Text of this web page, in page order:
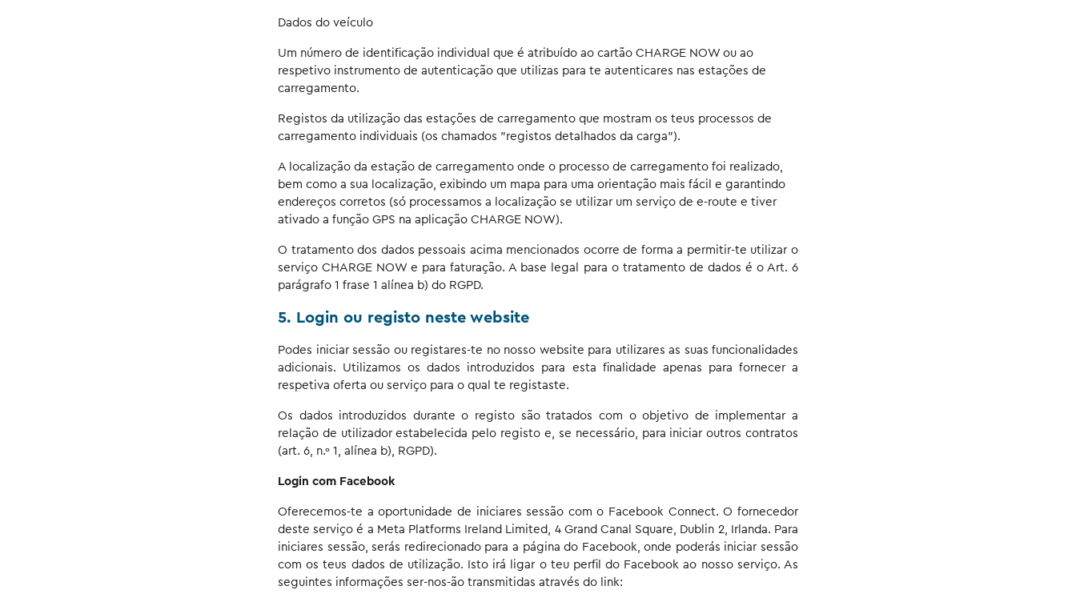
Dados do veículo
Um número de identificação individual que é atribuído ao cartão CHARGE NOW ou ao
respetivo instrumento de autenticação que utilizas para te autenticares nas estações de
carregamento.
Registos da utilização das estações de carregamento que mostram os teus processos de
carregamento individuais (os chamados "registos detalhados da carga").
A localização da estação de carregamento onde o processo de carregamento foi realizado,
bem como a sua localização, exibindo um mapa para uma orientação mais fácil e garantindo
endereços corretos (só processamos a localização se utilizar um serviço de e-route e tiver
ativado a função GPS na aplicação CHARGE NOW).
O tratamento dos dados pessoais acima mencionados ocorre de forma a permitir-te utilizar o
serviço CHARGE NOW e para faturação. A base legal para o tratamento de dados é o Art. 6
parágrafo 1 frase 1 alínea b) do RGPD.
5. Login ou registo neste website
Podes iniciar sessão ou registares-te no nosso website para utilizares as suas funcionalidades
adicionais. Utilizamos os dados introduzidos para esta finalidade apenas para fornecer a
respetiva oferta ou serviço para o qual te registaste.
Os dados introduzidos durante o registo são tratados com o objetivo de implementar a
relação de utilizador estabelecida pelo registo e, se necessário, para iniciar outros contratos
(art. 6, n.º 1, alínea b), RGPD).
Login com Facebook
Oferecemos-te a oportunidade de iniciares sessão com o Facebook Connect. O fornecedor
deste serviço é a Meta Platforms Ireland Limited, 4 Grand Canal Square, Dublin 2, Irlanda. Para
iniciares sessão, serás redirecionado para a página do Facebook, onde poderás iniciar sessão
com os teus dados de utilização. Isto irá ligar o teu perfil do Facebook ao nosso serviço. As
seguintes informações ser-nos-ão transmitidas através do link: